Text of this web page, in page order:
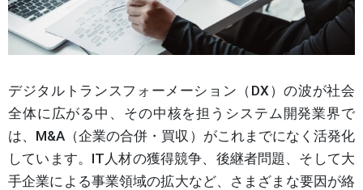
デジタルトランスフォーメーション（DX）の波が社会
全体に広がる中、その中核を担うシステム開発業界で
は、M&A（企業の合併・買収）がこれまでになく活発化
しています。IT人材の獲得競争、後継者問題、そして大
手企業による事業領域の拡大など、さまざまな要因が絡